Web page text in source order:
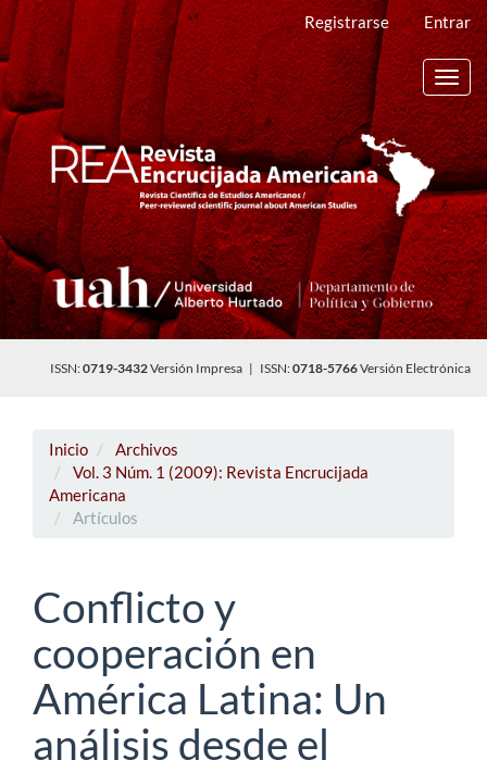
Navegación
principal
Contenido
principal
Barra
lateral
Registrarse Entrar
ISSN:0719-3432Versión Impresa | ISSN:0718-5766Versión Electrónica
Inicio
Archivos
Vol. 3 Núm. 1 (2009): Revista Encrucijada
Americana
Artículos
Conflicto y
cooperación en
América Latina: Un
análisis desde el